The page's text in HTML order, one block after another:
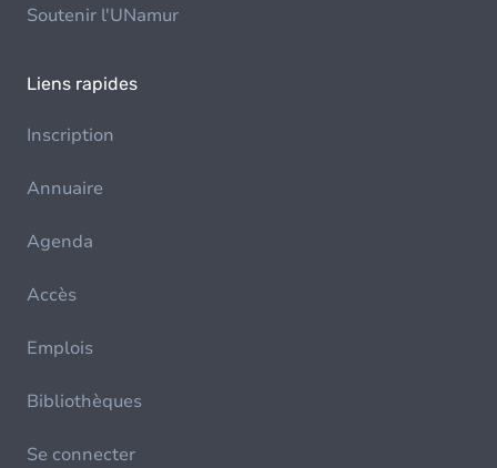
Soutenir l'UNamur
Liens rapides
Inscription
Annuaire
Agenda
Accès
Emplois
Bibliothèques
Se connecter